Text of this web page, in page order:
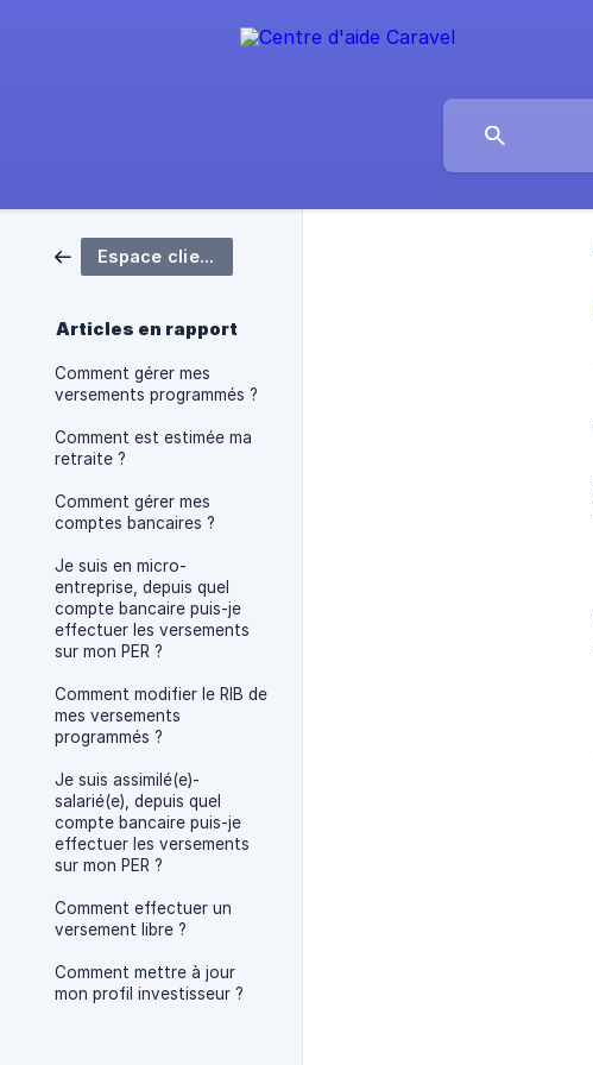
Espace client
Articles en rapport
Comment gérer mes
versements programmés ?
Comment est estimée ma
retraite ?
Comment gérer mes
comptes bancaires ?
Je suis en micro-
entreprise, depuis quel
compte bancaire puis-je
effectuer les versements
sur mon PER ?
Comment modifier le RIB de
mes versements
programmés ?
Je suis assimilé(e)-
salarié(e), depuis quel
compte bancaire puis-je
effectuer les versements
sur mon PER ?
Comment effectuer un
versement libre ?
Comment mettre à jour
mon profil investisseur ?